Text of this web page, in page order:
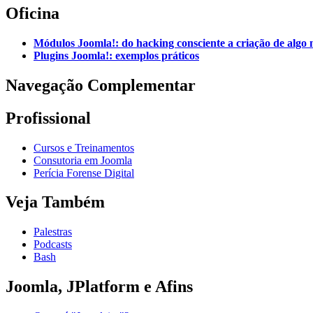
Oficina
Módulos Joomla!: do hacking consciente a criação de algo
Plugins Joomla!: exemplos práticos
Navegação Complementar
Profissional
Cursos e Treinamentos
Consutoria em Joomla
Perícia Forense Digital
Veja Também
Palestras
Podcasts
Bash
Joomla, JPlatform e Afins